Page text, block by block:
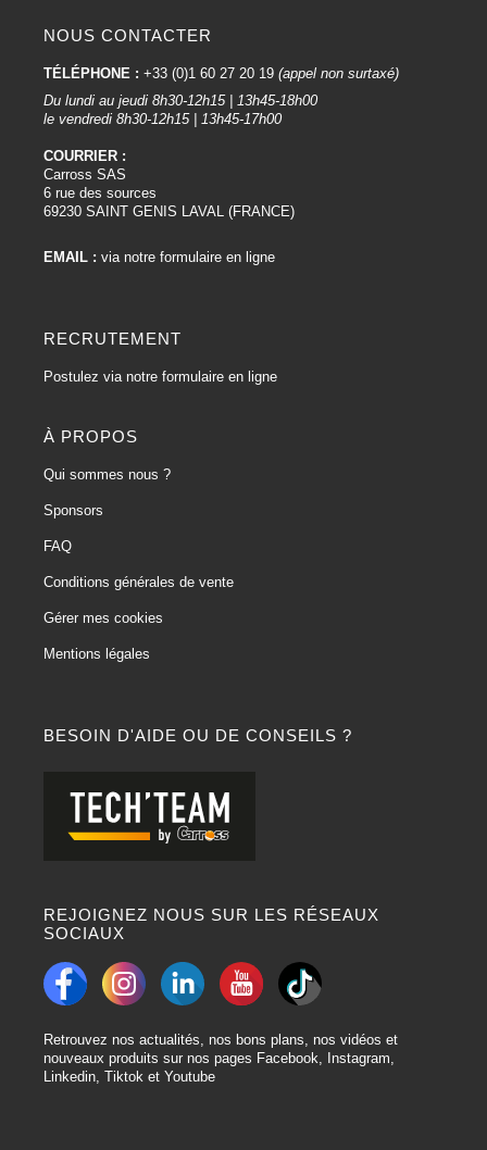
BESOIN D'AIDE OU DE CONSEILS ?
REJOIGNEZ NOUS SUR LES RÉSEAUX
SOCIAUX
Retrouvez nos actualités, nos bons plans, nos vidéos et
nouveaux produits sur nos pages Facebook, Instagram,
Linkedin, Tiktok et Youtube
NOUS CONTACTER
TÉLÉPHONE : +33 (0)1 60 27 20 19 (appel non surtaxé)
Du lundi au jeudi 8h30-12h15 | 13h45-18h00
le vendredi 8h30-12h15 | 13h45-17h00
COURRIER :
Carross SAS
6 rue des sources
69230 SAINT GENIS LAVAL (FRANCE)
EMAIL : via notre formulaire en ligne
RECRUTEMENT
Postulez via notre formulaire en ligne
À PROPOS
Qui sommes nous ?
Sponsors
FAQ
Conditions générales de vente
Gérer mes cookies
Mentions légales